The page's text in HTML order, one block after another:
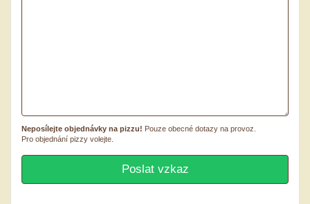
Neposílejte objednávky na pizzu! Pouze obecné dotazy na provoz.
Pro objednání pizzy volejte.